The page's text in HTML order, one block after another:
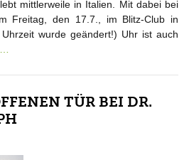
mittlerweile in Italien. Mit dabei bei
Freitag, den 17.7., im Blitz-Club in
wurde geändert!) Uhr ist auch
TÜR BEI DR.